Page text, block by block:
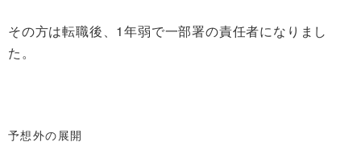
その方は転職後、1年弱で一部署の責任者になりまし
た。
予想外の展開